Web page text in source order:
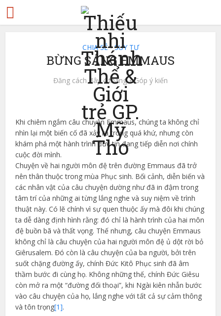
CHIA SẺ • SUY TƯ
BỪNG SÁNG EMMAUS
Đăng cách đây 4 tháng Góp ý kiến
Khi chiêm ngắm câu chuyện Emmaus, chúng ta không chỉ
nhìn lại một biến cố đã xảy ra trong quá khứ, nhưng còn
khám phá một hành trình đức tin đang tiếp diễn nơi chính
cuộc đời mình.
Chuyện về hai người môn đệ trên đường Emmaus đã trở
nên thân thuộc trong mùa Phục sinh. Bối cảnh, diễn biến và
các nhân vật của câu chuyện dường như đã in đậm trong
tâm trí của những ai từng lắng nghe và suy niệm về trình
thuật này. Có lẽ chính vì sự quen thuộc ấy mà đôi khi chúng
ta dễ dàng định hình rằng: đó chỉ là hành trình của hai môn
đệ buồn bã và thất vọng. Thế nhưng, câu chuyện Emmaus
không chỉ là câu chuyện của hai người môn đệ ủ dột rời bỏ
Giêrusalem. Đó còn là câu chuyện của ba người, bởi trên
suốt chặng đường ấy, chính Đức Kitô Phục sinh đã âm
thầm bước đi cùng họ. Không những thế, chính Đức Giêsu
còn mở ra một “đường đối thoại”, khi Ngài kiên nhẫn bước
vào câu chuyện của họ, lắng nghe với tất cả sự cảm thông
và tôn trọng[1].